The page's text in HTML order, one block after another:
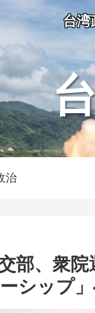
台湾
治
部、衆
シップ